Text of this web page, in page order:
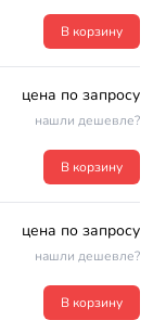
В корзину
цена по запросу
нашли дешевле?
В корзину
цена по запросу
нашли дешевле?
В корзину